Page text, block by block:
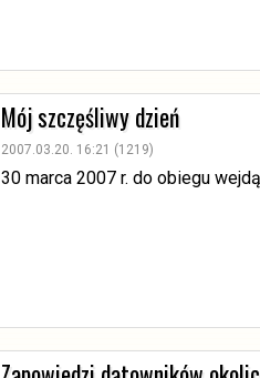
Mój szczęśliwy dzień
2007.03.20. 16:21 (1219)
30 marca 2007 r. do obiegu